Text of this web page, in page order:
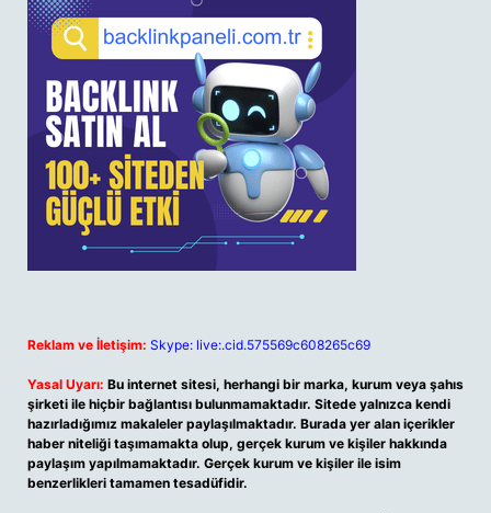
Reklam ve İletişim: Skype: live:.cid.575569c608265c69
Yasal Uyarı: Bu internet sitesi, herhangi bir marka, kurum veya şahıs
şirketi ile hiçbir bağlantısı bulunmamaktadır. Sitede yalnızca kendi
hazırladığımız makaleler paylaşılmaktadır. Burada yer alan içerikler
haber niteliği taşımamakta olup, gerçek kurum ve kişiler hakkında
paylaşım yapılmamaktadır. Gerçek kurum ve kişiler ile isim
benzerlikleri tamamen tesadüfidir.